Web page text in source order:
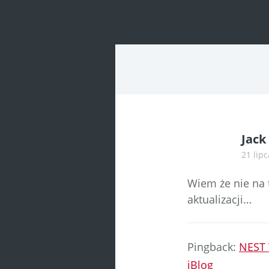
21
Wiem że nie na
aktualizacji…
Pingback:
iBlog